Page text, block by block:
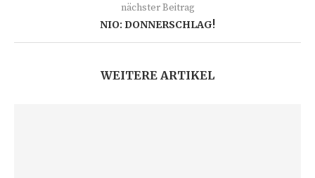
nächster Beitrag
NIO: DONNERSCHLAG!
WEITERE ARTIKEL